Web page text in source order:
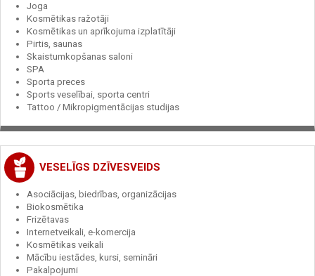
Joga
Kosmētikas ražotāji
Kosmētikas un aprīkojuma izplatītāji
Pirtis, saunas
Skaistumkopšanas saloni
SPA
Sporta preces
Sports veselībai, sporta centri
Tattoo / Mikropigmentācijas studijas
VESELĪGS DZĪVESVEIDS
Asociācijas, biedrības, organizācijas
Biokosmētika
Frizētavas
Internetveikali, e-komercija
Kosmētikas veikali
Mācību iestādes, kursi, semināri
Pakalpojumi